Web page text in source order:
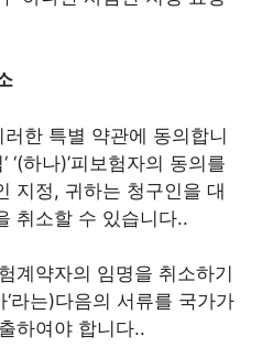
한 특별 약관에 동의합니
‘ ‘(하나)’피보험자의 동의를
지정, 귀하는 청구인을 대
취소할 수 있습니다..
계약자의 임명을 취소하기
‘라는)다음의 서류를 국가가
하여야 합니다..